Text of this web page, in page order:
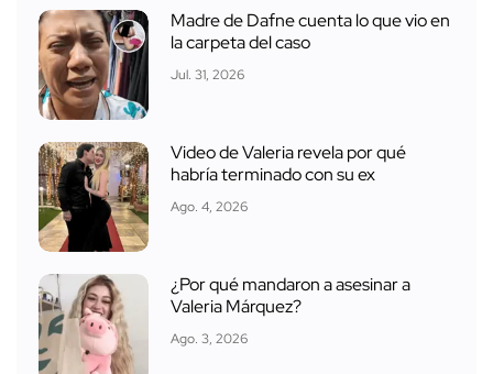
Madre de Dafne cuenta lo que vio en
la carpeta del caso
Jul. 31, 2026
Video de Valeria revela por qué
habría terminado con su ex
Ago. 4, 2026
¿Por qué mandaron a asesinar a
Valeria Márquez?
Ago. 3, 2026